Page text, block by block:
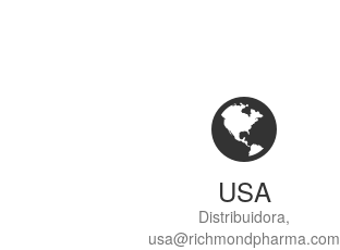
USA
Distribuidora,
usa@richmondpharma.com